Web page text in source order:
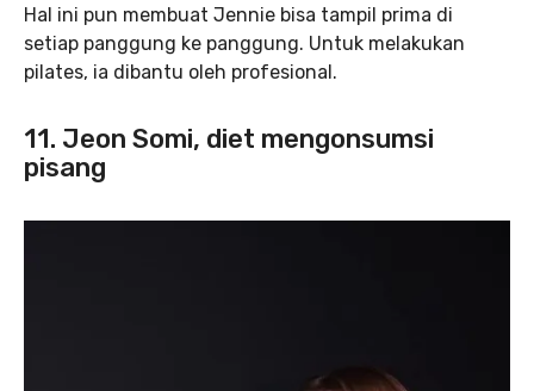
Hal ini pun membuat Jennie bisa tampil prima di
setiap panggung ke panggung. Untuk melakukan
pilates, ia dibantu oleh profesional.
11. Jeon Somi, diet mengonsumsi
pisang